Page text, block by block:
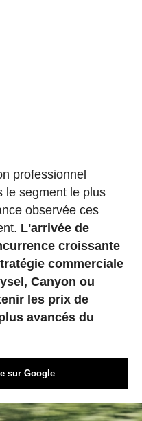
professionnel
le segment le plus
observée ces
L'arrivée de
croissante
commerciale
Canyon ou
les prix de
avancés du
sur Google